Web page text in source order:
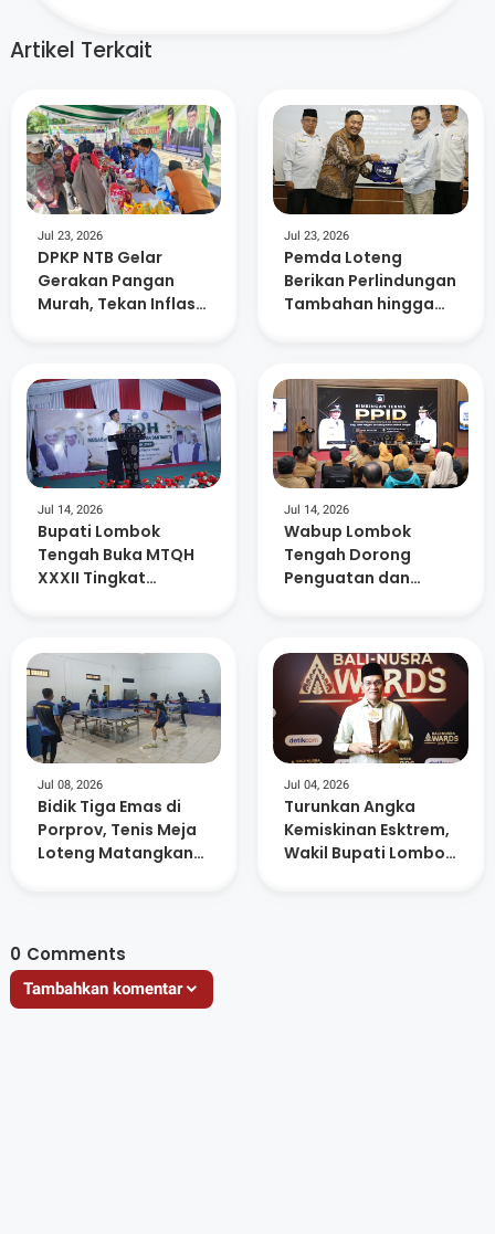
Artikel Terkait
Jul 23, 2026
DPKP NTB Gelar
Gerakan Pangan
Murah, Tekan Inflasi
Jul 23, 2026
Pemda Loteng
Berikan Perlindungan
Tambahan hingga
Jul 14, 2026
Bupati Lombok
Tengah Buka MTQH
XXXII Tingkat
Jul 14, 2026
Wabup Lombok
Tengah Dorong
Penguatan dan
Negeri
Jul 08, 2026
Bidik Tiga Emas di
Porprov, Tenis Meja
Loteng Matangkan
Jul 04, 2026
Turunkan Angka
Kemiskinan Esktrem,
Wakil Bupati Lombok
0 Comments
Tambahkan komentar